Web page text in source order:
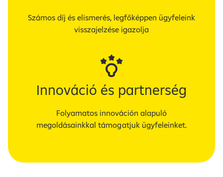
Számos díj és elismerés, legfőképpen ügyfeleink
visszajelzése igazolja
Innováció és partnerség
Folyamatos innováción alapuló
megoldásainkkal támogatjuk ügyfeleinket.